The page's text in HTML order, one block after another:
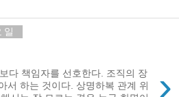
›
다 책임자를 선호한다. 조직의 장
서 하는 것이다. 상명하복 관계 위